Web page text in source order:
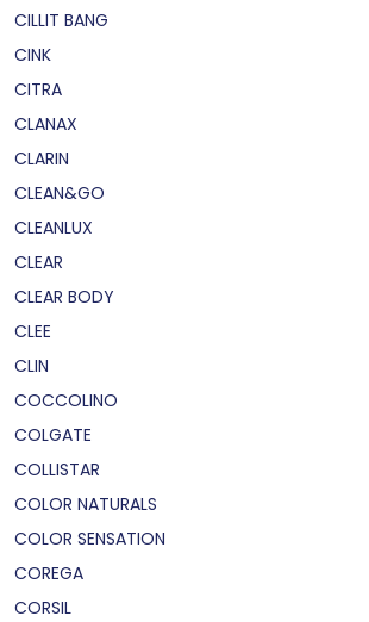
CILLIT BANG
CINK
CITRA
CLANAX
CLARIN
CLEAN&GO
CLEANLUX
CLEAR
CLEAR BODY
CLEE
CLIN
COCCOLINO
COLGATE
COLLISTAR
COLOR NATURALS
COLOR SENSATION
COREGA
CORSIL